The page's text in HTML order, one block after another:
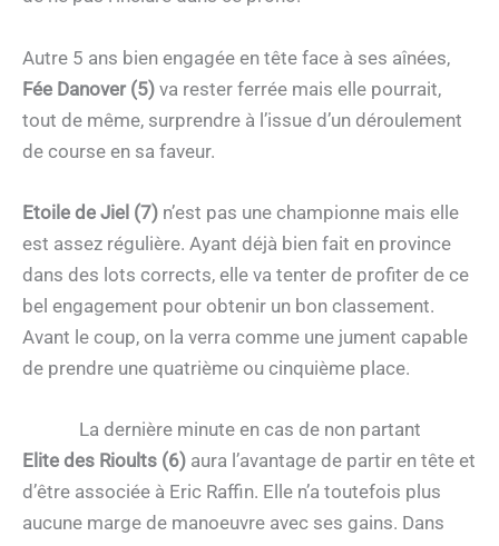
Autre 5 ans bien engagée en tête face à ses aînées,
Fée Danover (5) va rester ferrée mais elle pourrait,
tout de même, surprendre à l’issue d’un déroulement
de course en sa faveur.
Etoile de Jiel (7) n’est pas une championne mais elle
est assez régulière. Ayant déjà bien fait en province
dans des lots corrects, elle va tenter de profiter de ce
bel engagement pour obtenir un bon classement.
Avant le coup, on la verra comme une jument capable
de prendre une quatrième ou cinquième place.
La dernière minute en cas de non partant
Elite des Rioults (6) aura l’avantage de partir en tête et
d’être associée à Eric Raffin. Elle n’a toutefois plus
aucune marge de manoeuvre avec ses gains. Dans